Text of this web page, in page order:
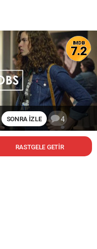
SONRA İZLE 4
IMDB
7.2